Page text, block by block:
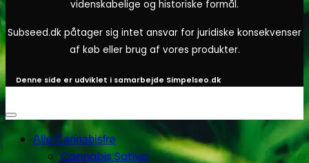
videnskabelige og historiske formål.
Subseed.dk påtager sig intet ansvar for juridiske konsekvenser
af køb eller brug af vores produkter.
Denne side er udviklet i samarbejde Simpelseo.dk
Alle Cannabisfrø
Cannabis Sativa